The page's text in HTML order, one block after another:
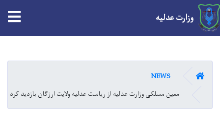
وزارت عدلیه
HOME
NEWS
معین مسلکی وزارت عدلیه از ریاست عدلیه ولایت ارزگان بازدید کرد